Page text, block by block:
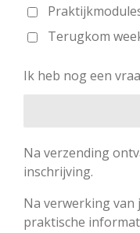
Terugkom
Ik heb nog een
Na verzending
inschrijving.
Na verwerking van
praktische